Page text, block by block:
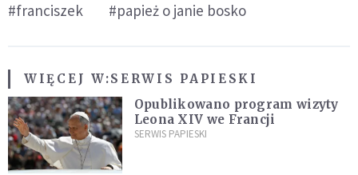
#franciszek
#papież o janie bosko
WIĘCEJ W:SERWIS PAPIESKI
Opublikowano program wizyty
Leona XIV we Francji
SERWIS PAPIESKI